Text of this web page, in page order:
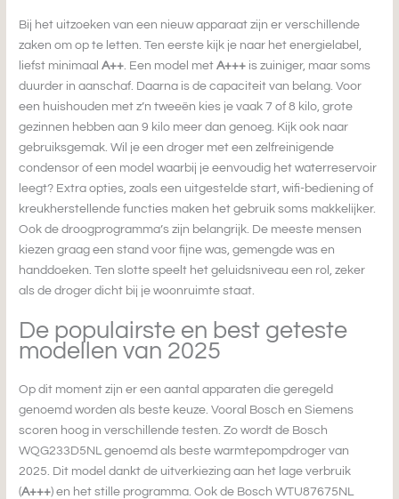
Bij het uitzoeken van een nieuw apparaat zijn er verschillende
zaken om op te letten. Ten eerste kijk je naar het energielabel,
liefst minimaalA++. Een model metA+++ is zuiniger, maar soms
duurder in aanschaf. Daarna is de capaciteit van belang. Voor
een huishouden met z’n tweeën kies je vaak 7 of 8 kilo, grote
gezinnen hebben aan 9 kilo meer dan genoeg. Kijk ook naar
gebruiksgemak. Wil je een droger met een zelfreinigende
condensor of een model waarbij je eenvoudig het waterreservoir
leegt? Extra opties, zoals een uitgestelde start, wifi-bediening of
kreukherstellende functies maken het gebruik soms makkelijker.
Ook de droogprogramma’s zijn belangrijk. De meeste mensen
kiezen graag een stand voor fijne was, gemengde was en
handdoeken. Ten slotte speelt het geluidsniveau een rol, zeker
als de droger dicht bij je woonruimte staat.
De populairste en best geteste
modellen van 2025
Op dit moment zijn er een aantal apparaten die geregeld
genoemd worden als beste keuze. Vooral Bosch en Siemens
scoren hoog in verschillende testen. Zo wordt de Bosch
WQG233D5NL genoemd als beste warmtepompdroger van
2025. Dit model dankt de uitverkiezing aan het lage verbruik
(A+++) en het stille programma. Ook de Bosch WTU87675NL